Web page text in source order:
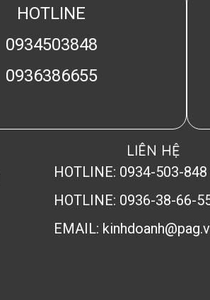
HOTLINE
0934503848
0936386655
LIÊN HỆ
HOTLINE: 0934-503-848
HOTLINE: 0936-38-66-
EMAIL: